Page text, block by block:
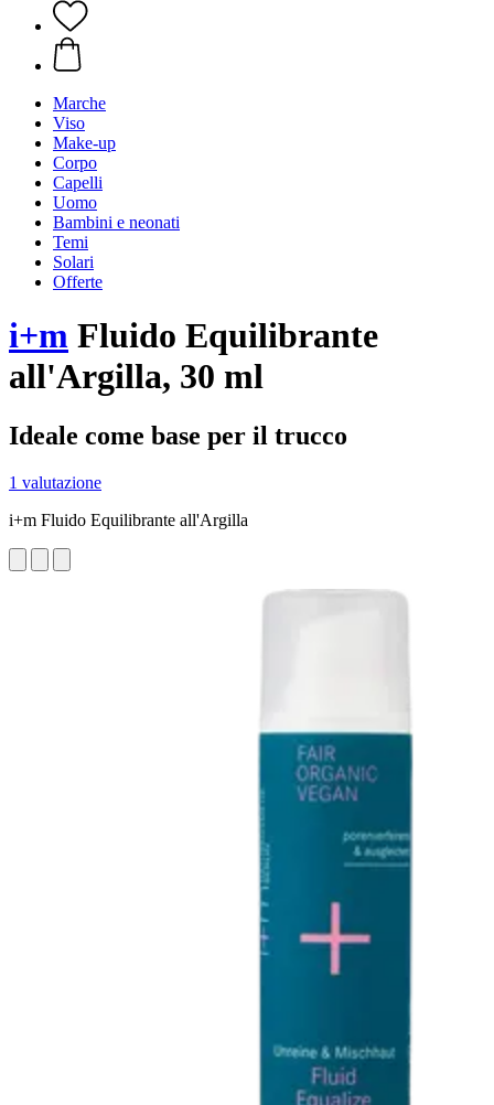
Marche
Viso
Make-up
Corpo
Capelli
Uomo
Bambini e neonati
Temi
Solari
Offerte
i+m Fluido Equilibrante
all'Argilla, 30 ml
Ideale come base per il trucco
1 valutazione
i+m Fluido Equilibrante all'Argilla